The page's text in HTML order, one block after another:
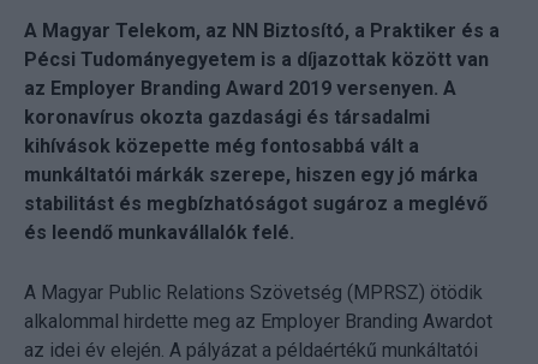
A Magyar Telekom, az NN Biztosító, a Praktiker és a
Pécsi Tudományegyetem is a díjazottak között van
az Employer Branding Award 2019 versenyen. A
koronavírus okozta gazdasági és társadalmi
kihívások közepette még fontosabbá vált a
munkáltatói márkák szerepe, hiszen egy jó márka
stabilitást és megbízhatóságot sugároz a meglévő
és leendő munkavállalók felé.
A Magyar Public Relations Szövetség (MPRSZ) ötödik
alkalommal hirdette meg az Employer Branding Awardot
az idei év elején. A pályázat a példaértékű munkáltatói